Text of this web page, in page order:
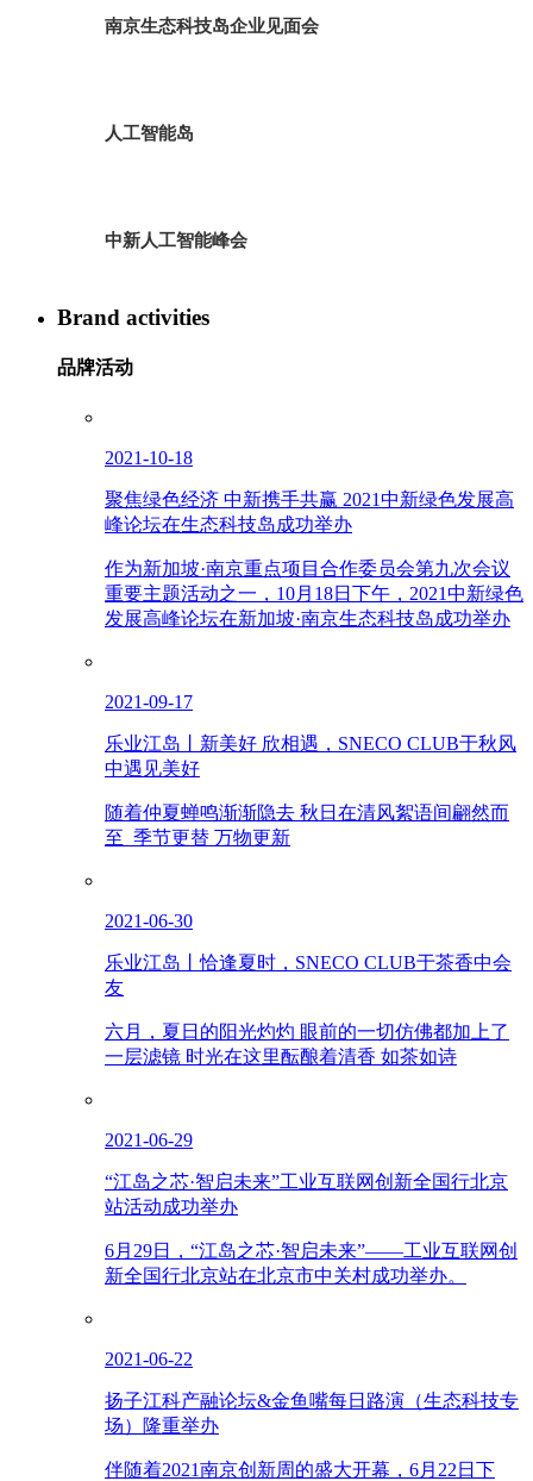
南京生态科技岛企业见面会
人工智能岛
中新人工智能峰会
Brand activities
品牌活动
2021-10-18
聚焦绿色经济 中新携手共赢 2021中新绿色发展高
峰论坛在生态科技岛成功举办
作为新加坡·南京重点项目合作委员会第九次会议
重要主题活动之一，10月18日下午，2021中新绿色
发展高峰论坛在新加坡·南京生态科技岛成功举办
2021-09-17
乐业江岛丨新美好 欣相遇，SNECO CLUB于秋风
中遇见美好
随着仲夏蝉鸣渐渐隐去 秋日在清风絮语间翩然而
至 季节更替 万物更新
2021-06-30
乐业江岛丨恰逢夏时，SNECO CLUB于茶香中会
友
六月，夏日的阳光灼灼 眼前的一切仿佛都加上了
一层滤镜 时光在这里酝酿着清香 如茶如诗
2021-06-29
“江岛之芯·智启未来”工业互联网创新全国行北京
站活动成功举办
6月29日，“江岛之芯·智启未来”——工业互联网创
新全国行北京站在北京市中关村成功举办。
2021-06-22
扬子江科产融论坛&金鱼嘴每日路演（生态科技专
场）隆重举办
伴随着2021南京创新周的盛大开幕，6月22日下